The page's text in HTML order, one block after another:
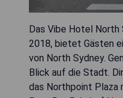
Das Vibe Hotel
2018, bietet Gästen
von North Sydney.
Blick auf die Stadt.
das Northpoint Plaza